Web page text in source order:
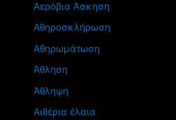
Αερόβια Άσκηση
Αθηροσκλήρωση
Αθηρωμάτωση
Άθληση
Άθληψη
Αιθέρια έλαια